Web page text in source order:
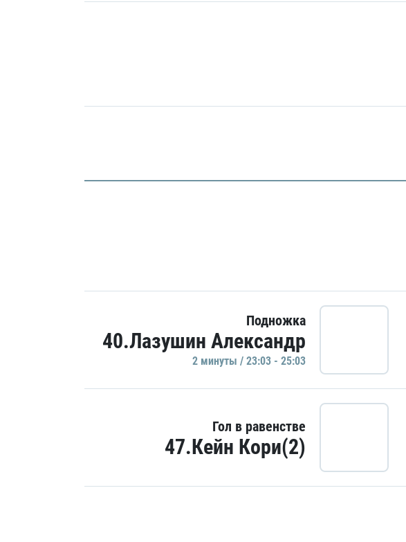
Подножка
40.Лазушин Александр
2 минуты / 23:03 - 25:03
Гол в равенстве
47.Кейн Кори(2)